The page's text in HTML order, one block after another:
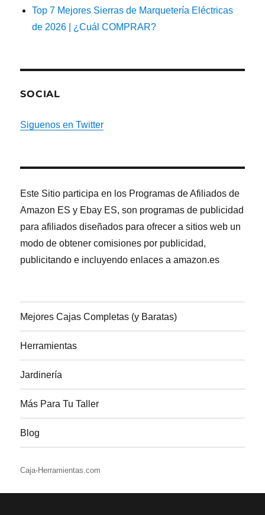
Top 7 Mejores Sierras de Marquetería Eléctricas
de 2026 | ¿Cuál COMPRAR?
SOCIAL
Siguenos en Twitter
Este Sitio participa en los Programas de Afiliados de
Amazon ES y Ebay ES, son programas de publicidad
para afiliados diseñados para ofrecer a sitios web un
modo de obtener comisiones por publicidad,
publicitando e incluyendo enlaces a amazon.es
Mejores Cajas Completas (y Baratas)
Herramientas
Jardinería
Más Para Tu Taller
Blog
Caja-Herramientas.com